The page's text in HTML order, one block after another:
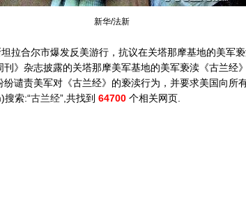
新华/法新
合尔市爆发反美游行，抗议在关塔那摩基地的美军亵
》杂志披露的关塔那摩美军基地的美军亵渎《古兰经
谴责美军对《古兰经》的亵渎行为，并要求美国向所
)搜索:“古兰经”,共找到 64700 个相关网页.